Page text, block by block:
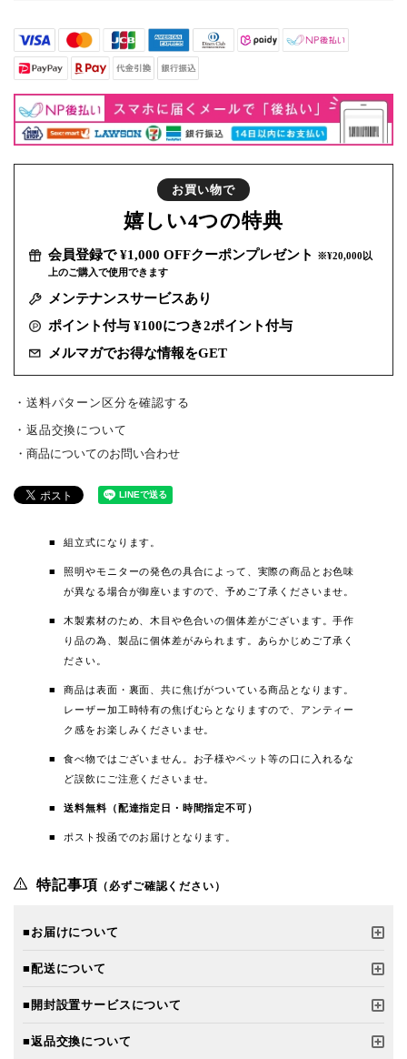
お買い物で
嬉しい4つの特典
会員登録で ¥1,000 OFFクーポンプレゼント
※¥20,000以
上のご購入で使用できます
メンテナンスサービスあり
ポイント付与 ¥100につき2ポイント付与
メルマガでお得な情報をGET
・送料パターン区分を確認する
返品交換について
商品についてのお問い合わせ
組立式になります。
照明やモニターの発色の具合によって、実際の商品とお色味
が異なる場合が御座いますので、予めご了承くださいませ。
木製素材のため、木目や色合いの個体差がございます。手作
り品の為、製品に個体差がみられます。あらかじめご了承く
ださい。
商品は表面・裏面、共に焦げがついている商品となります。
レーザー加工時特有の焦げむらとなりますので、アンティー
ク感をお楽しみくださいませ。
食べ物ではございません。お子様やペット等の口に入れるな
ど誤飲にご注意くださいませ。
送料無料（配達指定日・時間指定不可）
ポスト投函でのお届けとなります。
特記事項 （必ずご確認ください）
■お届けについて
■配送について
■開封設置サービスについて
■返品交換について